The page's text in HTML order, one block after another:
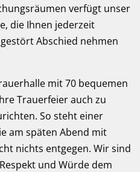
verfügt unser
die Ihnen jederzeit
Abschied nehmen
mit 70 bequemen
Trauerfeier auch zu
So steht einer
am späten Abend mit
nichts entgegen. Wir sind
und Würde dem